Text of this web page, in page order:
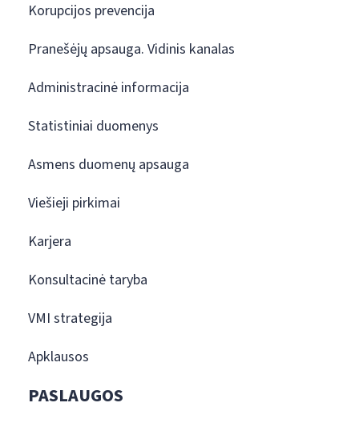
Korupcijos prevencija
Pranešėjų apsauga. Vidinis kanalas
Administracinė informacija
Statistiniai duomenys
Asmens duomenų apsauga
Viešieji pirkimai
Karjera
Konsultacinė taryba
VMI strategija
Apklausos
PASLAUGOS